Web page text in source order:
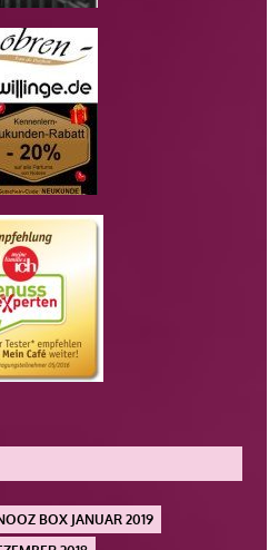
BOX JANUAR 2019